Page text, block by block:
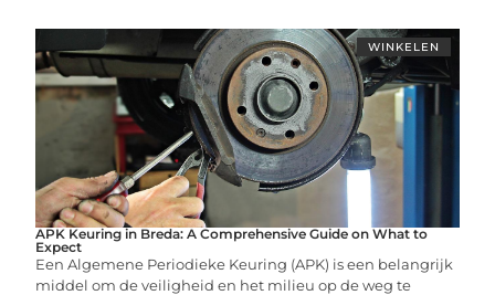
WINKELEN
APK Keuring in Breda: A Comprehensive Guide on What to
Expect
Een Algemene Periodieke Keuring (APK) is een belangrijk
middel om de veiligheid en het milieu op de weg te